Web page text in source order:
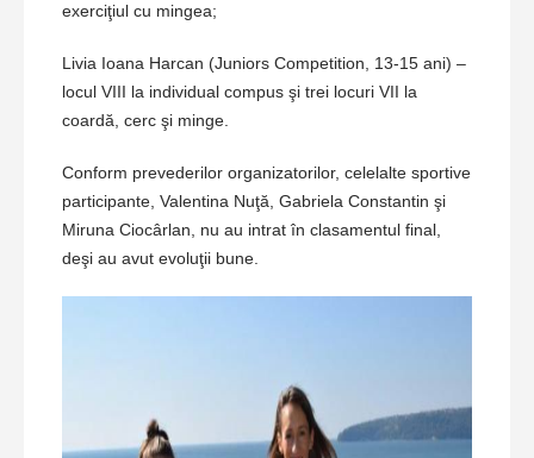
exerciţiul cu mingea;
Livia Ioana Harcan (Juniors Competition, 13-15 ani) –
locul VIII la individual compus şi trei locuri VII la
coardă, cerc şi minge.
Conform prevederilor organizatorilor, celelalte sportive
participante, Valentina Nuţă, Gabriela Constantin şi
Miruna Ciocârlan, nu au intrat în clasamentul final,
deşi au avut evoluţii bune.